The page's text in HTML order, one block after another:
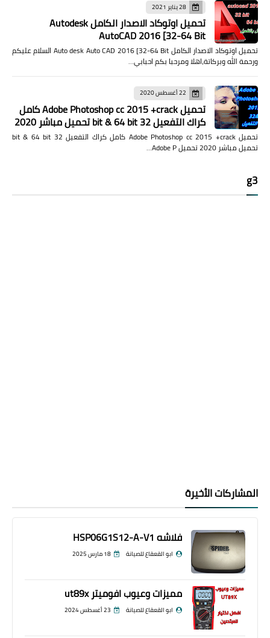
28 يناير 2021
تحميل اوتوكاد الاصدار الكامل Autodesk
AutoCAD 2016 [32-64 Bit
تحميل اوتوكاد الاصدار الكامل Auto desk Auto CAD 2016 [32-64 Bit السلام عليكم
ورحمة الله وبركاتة،اهلا ومرحبا بكم احبابي…
22 أغسطس 2020
تحميل Adobe Photoshop cc 2015 +crack كامل
كراك التفعيل 32 bit & 64 bit تحميل مباشر 2020
تحميل Adobe Photoshop cc 2015 +crack كامل كراك التفعيل 32 bit & 64 bit
تحميل مباشر 2020 تحميل Adobe P…
g3
المشاركات الأخيرة
فلاشه HSP06G1S12-A-V1
ابو القعقاع للصيانة 18 مارس 2025
مميزات وعيوب افوميتر ut89x
ابو القعقاع للصيانة 23 أغسطس 2024